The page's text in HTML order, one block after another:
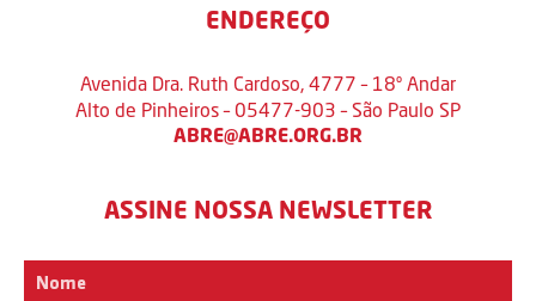
ENDEREÇO
Avenida Dra. Ruth Cardoso, 4777 – 18º Andar
Alto de Pinheiros – 05477-903 – São Paulo SP
ABRE@ABRE.ORG.BR
ASSINE NOSSA NEWSLETTER